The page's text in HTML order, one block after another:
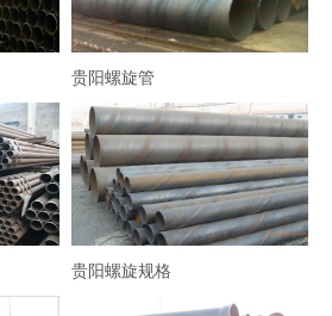
贵阳螺旋管
贵阳螺旋规格